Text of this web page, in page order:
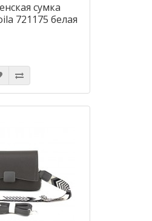
сумка
721175 белая